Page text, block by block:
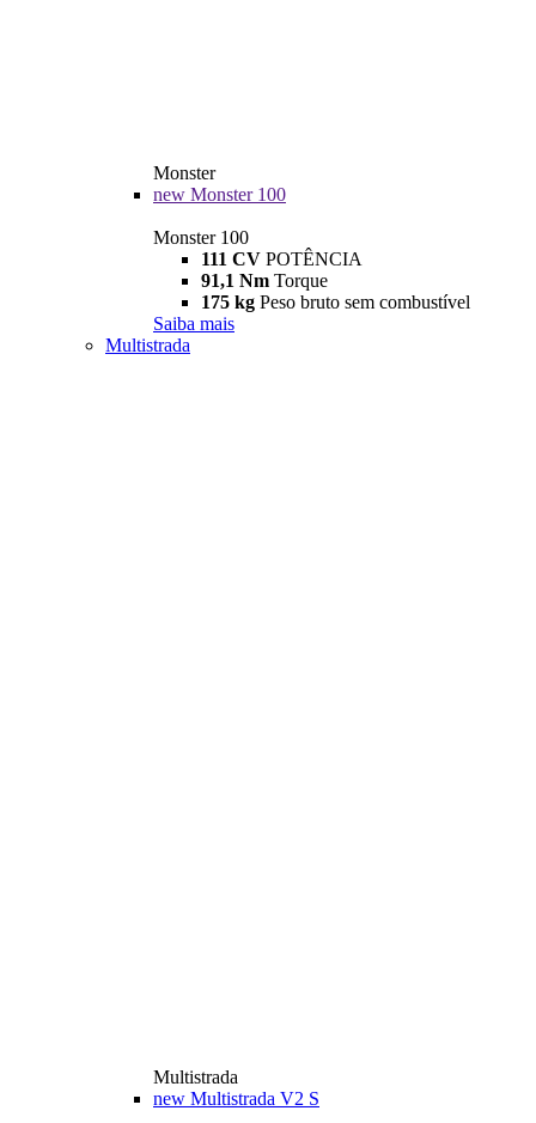
Monster
new Monster 100
Monster 100
111 CV POTÊNCIA
91,1 Nm Torque
175 kg Peso bruto sem combustível
Saiba mais
Multistrada
Multistrada
new Multistrada V2 S